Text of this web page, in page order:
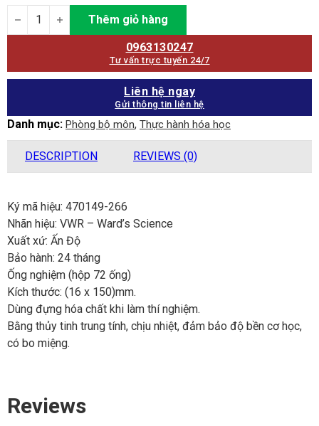
Ống nghiệm quantity
Thêm giỏ hàng
0963130247
Tư vấn trực tuyến 24/7
Liên hệ ngay
Gửi thông tin liên hệ
Danh mục: Phòng bộ môn, Thực hành hóa học
DESCRIPTION REVIEWS (0)
Ký mã hiệu: 470149-266
Nhãn hiệu: VWR – Ward’s Science
Xuất xứ: Ấn Độ
Bảo hành: 24 tháng
Ống nghiệm (hộp 72 ống)
Kích thước: (16 x 150)mm.
Dùng đựng hóa chất khi làm thí nghiệm.
Bằng thủy tinh trung tính, chịu nhiệt, đảm bảo độ bền cơ học,
có bo miệng.
Reviews